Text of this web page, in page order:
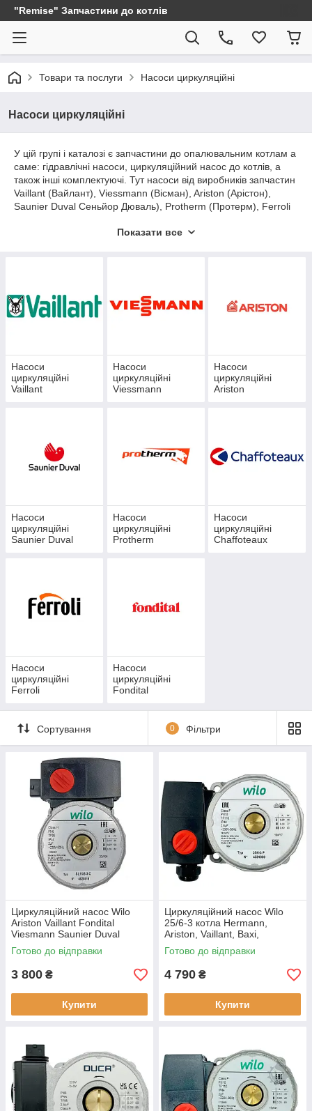
"Remise" Запчастини до котлів
Товари та послуги Насоси циркуляційні
Насоси циркуляційні
У цій групі і каталозі є запчастини до опалювальним котлам а
саме: гідравлічні насоси, циркуляційний насос до котлів, а
також інші комплектуючі. Тут насоси від виробників запчастин
Vaillant (Вайлант), Viessmann (Вісман), Ariston (Арістон),
Saunier Duval Сеньйор Дюваль), Protherm (Протерм), Ferroli
(Навьен), Westen (Вестен), Fondital (Фондитал). Насос
Показати все
Насоси
циркуляційні
Vaillant
Насоси
циркуляційні
Viessmann
Насоси
циркуляційні
Ariston
Насоси
циркуляційні
Saunier Duval
Насоси
циркуляційні
Protherm
Насоси
циркуляційні
Chaffoteaux
Насоси
циркуляційні
Ferroli
Насоси
циркуляційні
Fondital
Сортування 0 Фільтри
Циркуляційний насос Wilo
Ariston Vaillant Fondital
Viesmann Saunier Duval
Ferroli Protherm 15/5-3
Готово до відправки
3 800 ₴
Купити
Циркуляційний насос Wilo
25/6-3 котла Hermann,
Ariston, Vaillant, Baxi,
Viessmann, Saunier Duval,
Junkers
Готово до відправки
4 790 ₴
Купити